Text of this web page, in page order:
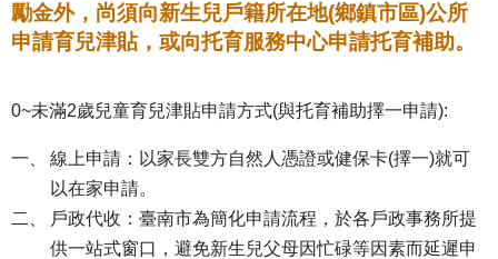
勵金外，尚須向新生兒戶籍所在地(鄉鎮市區)公所
申請育兒津貼，或向托育服務中心申請托育補助。
0~未滿2歲兒童育兒津貼申請方式(與托育補助擇一申請):
線上申請：以家長雙方自然人憑證或健保卡(擇一)就可
以在家申請。
戶政代收：臺南市為簡化申請流程，於各戶政事務所提
供一站式窗口，避免新生兒父母因忙碌等因素而延遲申